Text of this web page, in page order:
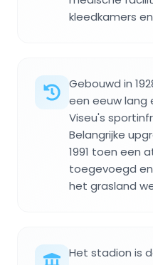
kleedkamers
Gebouwd in
een eeuw lang
Viseu's
Belangrijke
1991 toen een
toegevoegd
het grasland
Het stadion is